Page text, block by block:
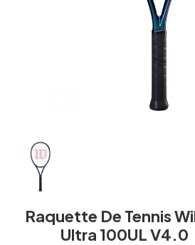
Raquette De Tennis
Ultra 100UL V4.0